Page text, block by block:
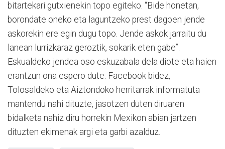
bitartekari gutxienekin topo egiteko. “Bide honetan,
borondate oneko eta laguntzeko prest dagoen jende
askorekin ere egin dugu topo. Jende askok jarraitu du
lanean lurrizkaraz geroztik, sokarik eten gabe”.
Eskualdeko jendea oso eskuzabala dela diote eta haien
erantzun ona espero dute. Facebook bidez,
Tolosaldeko eta Aiztondoko herritarrak informatuta
mantendu nahi dituzte, jasotzen duten diruaren
bidalketa nahiz diru horrekin Mexikon abian jartzen
dituzten ekimenak argi eta garbi azalduz.